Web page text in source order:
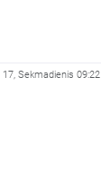
Sekmadienis 09:22